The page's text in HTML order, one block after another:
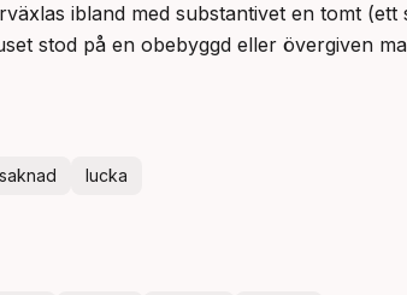
ibland med substantivet en tomt (ett
stod på en obebyggd eller övergiven
saknad lucka